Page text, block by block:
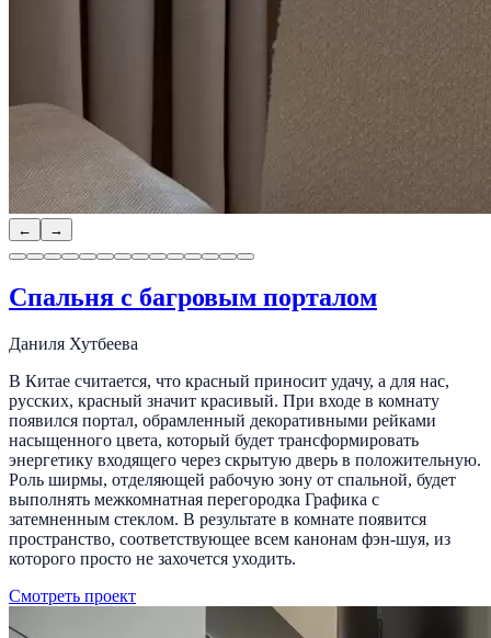
← →
Спальня с багровым порталом
Даниля Хутбеева
В Китае считается, что красный приносит удачу, а для нас,
русских, красный значит красивый. При входе в комнату
появился портал, обрамленный декоративными рейками
насыщенного цвета, который будет трансформировать
энергетику входящего через скрытую дверь в положительную.
Роль ширмы, отделяющей рабочую зону от спальной, будет
выполнять межкомнатная перегородка Графика с
затемненным стеклом. В результате в комнате появится
пространство, соответствующее всем канонам фэн-шуя, из
которого просто не захочется уходить.
Смотреть проект